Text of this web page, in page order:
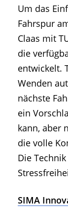
Um das
Fahrspur
Claas mit
die
entwickelt.
Wenden
nächste
ein
kann, aber
die volle
Die
SIMA